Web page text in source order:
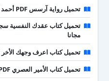
تحميل رواية آرسس PDF أحمد آل حمدان
مجانا
تحميل كتاب اعرف وجهك الأخر PDF يوسف الحسني
تحميل كتاب الأمير العصري PDF تأليف كارنز لورد كامل مجانا